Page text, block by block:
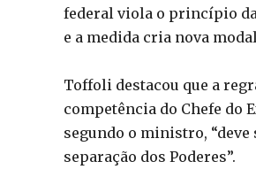
federal viola o princípio
e a medida cria nova
Toffoli destacou que a
competência do Chefe do
segundo o ministro,
separação dos Poderes”.